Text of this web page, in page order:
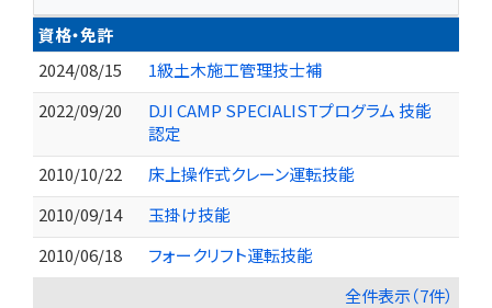
資格・免許
2024/08/15
1級土木施工管理技士補
2022/09/20
DJI CAMP SPECIALISTプログラム 技能
認定
2010/10/22
床上操作式クレーン運転技能
2010/09/14
玉掛け技能
2010/06/18
フォークリフト運転技能
全件表示（7件）